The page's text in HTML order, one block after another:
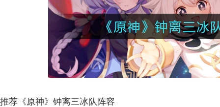
推荐《原神》钟离三冰队阵容